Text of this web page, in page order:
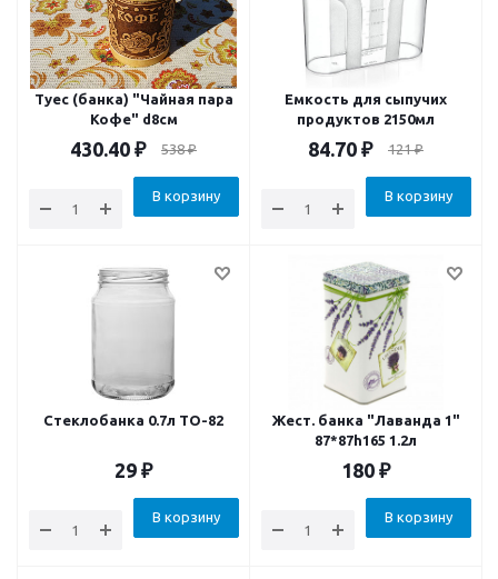
Туес (банка) "Чайная пара
Кофе" d8см
430.40 ₽ 538₽
В корзину
Емкость для сыпучих
продуктов 2150мл
84.70 ₽ 121₽
В корзину
Стеклобанка 0.7л ТО-82
29 ₽
В корзину
Жест. банка "Лаванда 1"
87*87h165 1.2л
180 ₽
В корзину